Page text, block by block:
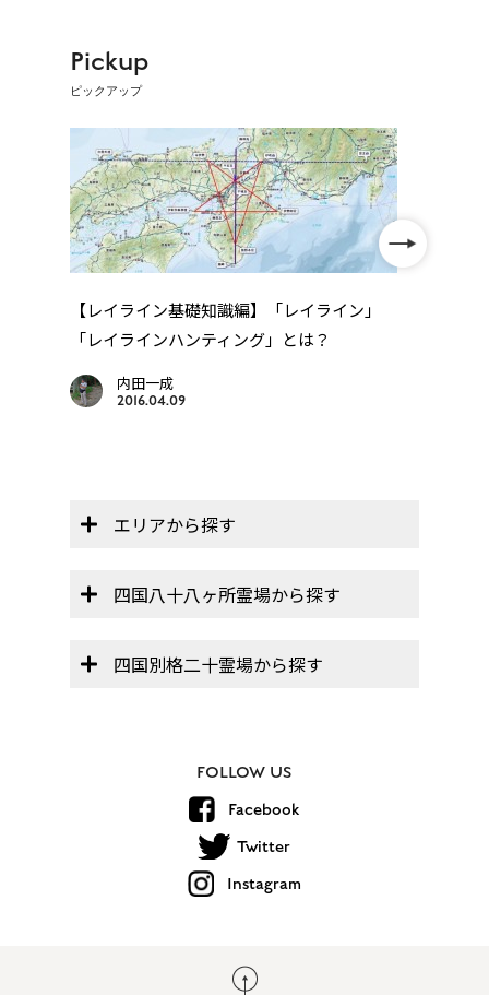
Pickup
ピックアップ
【レイライン基礎知識編】「レイライン」
「レイラインハンティング」とは？
内田一成
2016.04.09
エリアから探す
四国八十八ヶ所霊場から探す
四国別格二十霊場から探す
FOLLOW US
Facebook
Twitter
Instagram